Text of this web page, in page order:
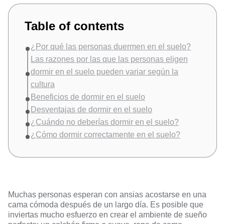
Table of contents
¿Por qué las personas duermen en el suelo?
Las razones por las que las personas eligen
dormir en el suelo pueden variar según la
cultura
Beneficios de dormir en el suelo
Desventajas de dormir en el suelo
¿Cuándo no deberías dormir en el suelo?
¿Cómo dormir correctamente en el suelo?
Muchas personas esperan con ansias acostarse en una
cama cómoda después de un largo día. Es posible que
inviertas mucho esfuerzo en crear el ambiente de sueño